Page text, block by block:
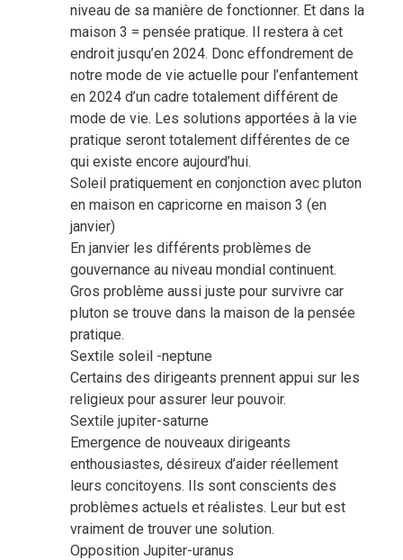
niveau de sa manière de fonctionner. Et dans la
maison 3 = pensée pratique. Il restera à cet
endroit jusqu’en 2024. Donc effondrement de
notre mode de vie actuelle pour l’enfantement
en 2024 d’un cadre totalement différent de
mode de vie. Les solutions apportées à la vie
pratique seront totalement différentes de ce
qui existe encore aujourd’hui.
Soleil pratiquement en conjonction avec pluton
en maison en capricorne en maison 3 (en
janvier)
En janvier les différents problèmes de
gouvernance au niveau mondial continuent.
Gros problème aussi juste pour survivre car
pluton se trouve dans la maison de la pensée
pratique.
Sextile soleil -neptune
Certains des dirigeants prennent appui sur les
religieux pour assurer leur pouvoir.
Sextile jupiter-saturne
Emergence de nouveaux dirigeants
enthousiastes, désireux d’aider réellement
leurs concitoyens. Ils sont conscients des
problèmes actuels et réalistes. Leur but est
vraiment de trouver une solution.
Opposition Jupiter-uranus